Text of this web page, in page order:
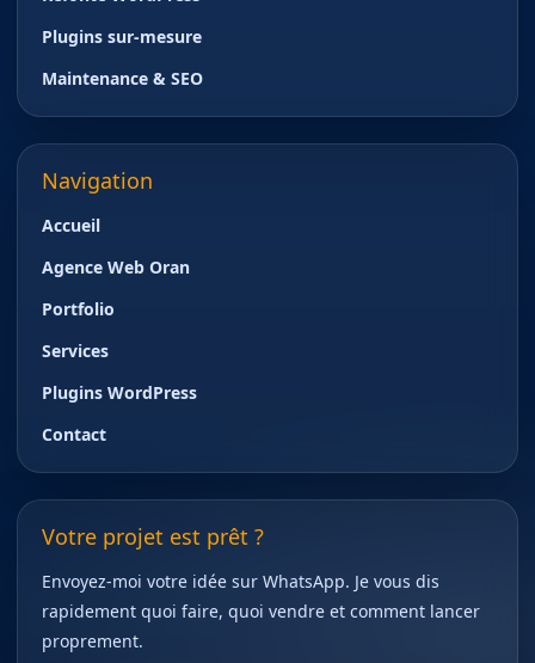
Plugins sur-mesure
Maintenance & SEO
Navigation
Accueil
Agence Web Oran
Portfolio
Services
Plugins WordPress
Contact
Votre projet est prêt ?
Envoyez-moi votre idée sur WhatsApp. Je vous dis
rapidement quoi faire, quoi vendre et comment lancer
proprement.